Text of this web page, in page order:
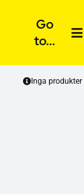
Go
to...
Hem
Inga